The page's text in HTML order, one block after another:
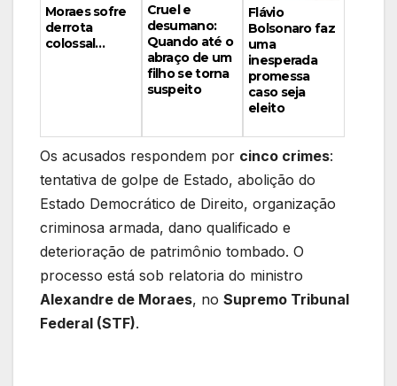
Moraes sofre
derrota
colossal…
Cruel e
desumano:
Quando até o
abraço de um
filho se torna
suspeito
Flávio
Bolsonaro faz
uma
inesperada
promessa
caso seja
eleito
Os acusados respondem por cinco crimes:
tentativa de golpe de Estado, abolição do
Estado Democrático de Direito, organização
criminosa armada, dano qualificado e
deterioração de patrimônio tombado. O
processo está sob relatoria do ministro
Alexandre de Moraes, no Supremo Tribunal
Federal (STF).